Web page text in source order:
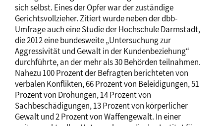
sich selbst. Eines der Opfer war der zuständige
Gerichtsvollzieher. Zitiert wurde neben der dbb-
Umfrage auch eine Studie der Hochschule Darmstadt,
die 2012 eine bundesweite „Untersuchung zur
Aggressivität und Gewalt in der Kundenbeziehung“
durchführte, an der mehr als 30 Behörden teilnahmen.
Nahezu 100 Prozent der Befragten berichteten von
verbalen Konflikten, 66 Prozent von Beleidigungen, 51
Prozent von Drohungen, 14 Prozent von
Sachbeschädigungen, 13 Prozent von körperlicher
Gewalt und 2 Prozent von Waffengewalt. In einer